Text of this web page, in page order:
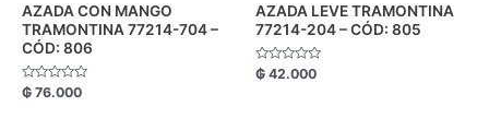
AZADA CON MANGO
TRAMONTINA 77214-704 –
CÓD: 806
Valorado
con
₲ 76.000
AZADA LEVE TRAMONTINA
77214-204 – CÓD: 805
Valorado
con
₲ 42.000